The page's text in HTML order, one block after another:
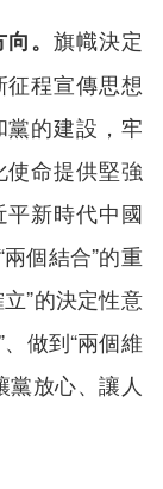
。 旗幟決定
程宣傳思想
的建設，牢
命提供堅強
新時代中國
個結合”的重
”的決定性意
做到“兩個維
黨放心、讓人